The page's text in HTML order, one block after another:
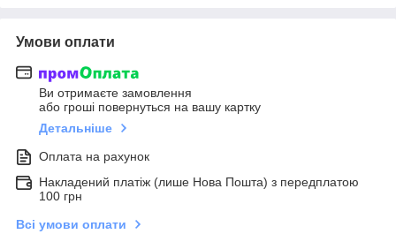
Умови оплати
Ви отримаєте замовлення
або гроші повернуться на вашу картку
Детальніше
Оплата на рахунок
Накладений платіж (лише Нова Пошта) з передплатою
100 грн
Всі умови оплати